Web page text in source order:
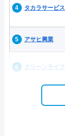
タカラサービス
アサヒ興業
クリーンライフ